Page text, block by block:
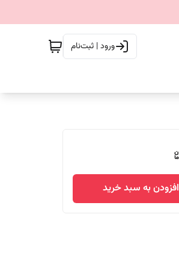
ورود | ثبت‌نام
افزودن به سبد خرید